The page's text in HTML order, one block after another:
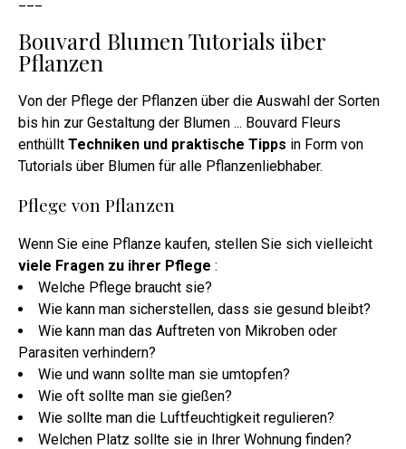
Bouvard Blumen Tutorials über
Pflanzen
Von der Pflege der Pflanzen über die Auswahl der Sorten
bis hin zur Gestaltung der Blumen ... Bouvard Fleurs
enthüllt Techniken und praktische Tipps in Form von
Tutorials über Blumen für alle Pflanzenliebhaber.
Pflege von Pflanzen
Wenn Sie eine Pflanze kaufen, stellen Sie sich vielleicht
viele Fragen zu ihrer Pflege :
Welche Pflege braucht sie?
Wie kann man sicherstellen, dass sie gesund bleibt?
Wie kann man das Auftreten von Mikroben oder
Parasiten verhindern?
Wie und wann sollte man sie umtopfen?
Wie oft sollte man sie gießen?
Wie sollte man die Luftfeuchtigkeit regulieren?
Welchen Platz sollte sie in Ihrer Wohnung finden?